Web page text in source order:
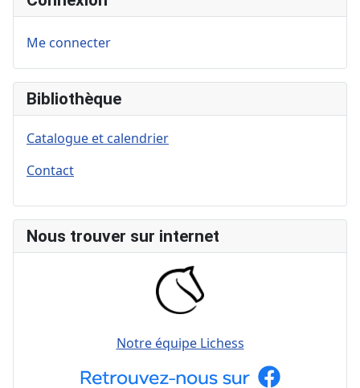
Me connecter
Bibliothèque
Catalogue et calendrier
Contact
Nous trouver sur internet
Notre équipe Lichess